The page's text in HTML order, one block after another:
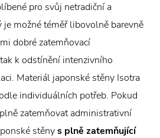
pro svůj netradiční a
je možné téměř libovolně barevně
dobré zatemňovací
k odstínění intenzivního
Materiál japonské stěny Isotra
individuálních potřeb. Pokud
zatemňovat administrativní
stěnys plně zatemňující